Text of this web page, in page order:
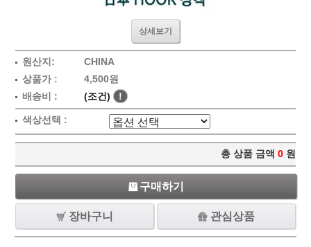
상세보기
원산지:
CHINA
상품가 :
4,500원
배송비 :
(조건) !
색상선택 :
총 상품 금액 0 원
구매하기
장바구니 관심상품